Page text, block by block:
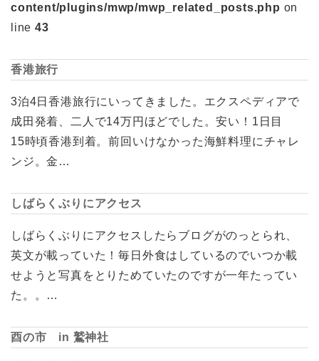
content/plugins/mwp/mwp_related_posts.php on
line 43
香港旅行
3泊4日香港旅行にいってきました。エクスペディアで
成田発着、二人で14万円ほどでした。安い！1日目
15時頃香港到着。前回いけなかった海鮮料理にチャレ
ンジ。金…
しばらくぶりにアクセス
しばらくぶりにアクセスしたらブログがのっとられ、
英文が載っていた！毎日外食はしているのでいつか載
せようと写真をとりためていたのですが一年たってい
た。。…
酉の市 in 鷲神社